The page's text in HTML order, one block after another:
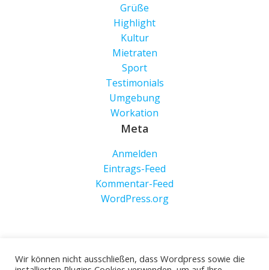
Grüße
Highlight
Kultur
Mietraten
Sport
Testimonials
Umgebung
Workation
Meta
Anmelden
Eintrags-Feed
Kommentar-Feed
WordPress.org
Wir können nicht ausschließen, dass Wordpress sowie die